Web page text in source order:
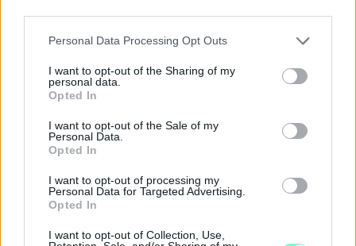
Please note that this website/app uses one or more Google
not limited to your visit or usage behaviour. You may click to
grant or deny consent to Google and its third-party tags to
use your data for below specified purposes in below Google
consent section.
Personal Data Processing Opt Outs
I want to opt-out of the Sharing of my
personal data.
Opted In
I want to opt-out of the Sale of my
Personal Data.
Opted In
I want to opt-out of processing my
Personal Data for Targeted Advertising.
Opted In
I want to opt-out of Collection, Use,
Hegypásztor Kör
SZÓLJ HOZZÁ!